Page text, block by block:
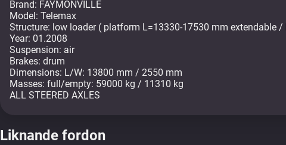
Brand: FAYMONVILLE
Model: Telemax
Structure: low loader ( platform L=13330-17530 mm extendable /
Year: 01.2008
Suspension: air
Brakes: drum
Dimensions: L/W: 13800 mm / 2550 mm
Masses: full/empty: 59000 kg / 11310 kg
ALL STEERED AXLES
Liknande fordon